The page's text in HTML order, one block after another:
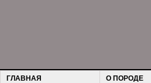
ГЛАВНАЯ О ПОРОДЕ